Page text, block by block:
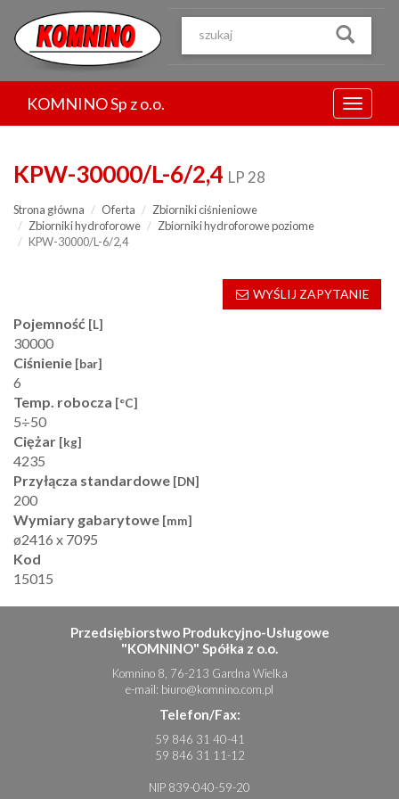
treści
Menu
KOMNINO Sp z o.o.
KPW-30000/L-6/2,4 LP 28
Strona główna Oferta
Zbiorniki ciśnieniowe
Zbiorniki hydroforowe
Zbiorniki hydroforowe poziome
KPW-30000/L-6/2,4
WYŚLIJ ZAPYTANIE
Pojemność [L]
30000
Ciśnienie [bar]
6
Temp. robocza [°C]
5÷50
Ciężar [kg]
4235
Przyłącza standardowe [DN]
200
Wymiary gabarytowe [mm]
ø2416 x 7095
Kod
15015
Przedsiębiorstwo Produkcyjno-Usługowe
"KOMNINO" Spółka z o.o.
Komnino 8, 76-213 Gardna Wielka
e-mail: biuro@komnino.com.pl
Telefon/Fax:
59 846 31 40-41
59 846 31 11-12
NIP 839-040-59-20